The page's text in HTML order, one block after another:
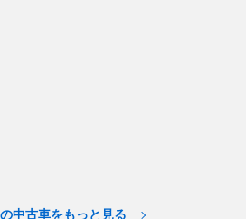
中古車をもっと見る